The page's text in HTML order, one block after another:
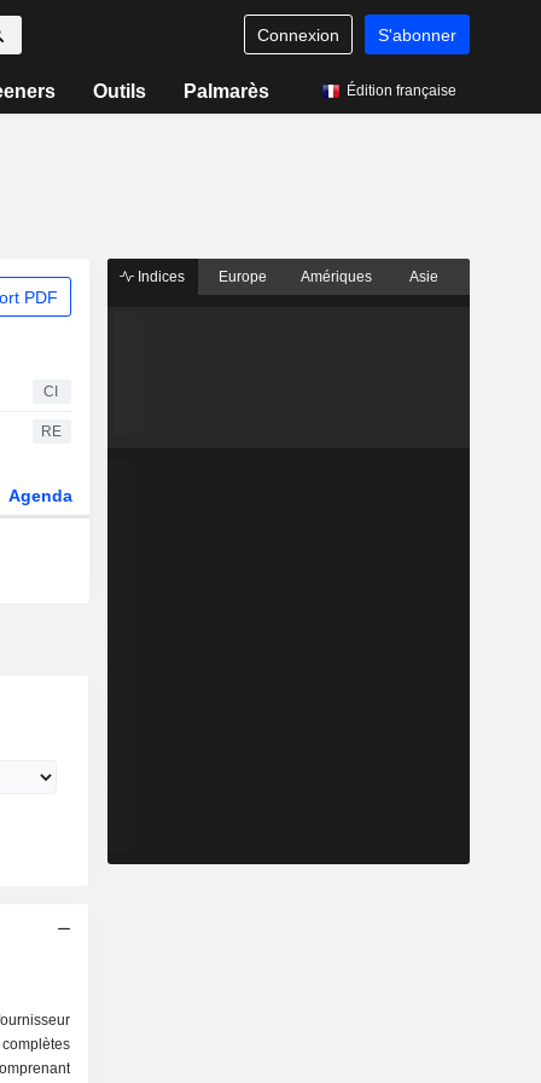
Connexion S'abonner
Outils Palmarès Édition française
PDF
CI
RE
Agenda
Indices Europe Amériques Asie